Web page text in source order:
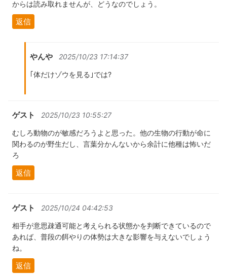
からは読み取れませんが、どうなのでしょう。
返信
やんや 2025/10/23 17:14:37
｢体だけゾウを見る｣では?
ゲスト 2025/10/23 10:55:27
むしろ動物のが敏感だろうよと思った。他の生物の行動が命に
関わるのが野生だし、言葉分かんないから余計に他種は怖いだ
ろ
返信
ゲスト 2025/10/24 04:42:53
相手が意思疎通可能と考えられる状態かを判断できているので
あれば、普段の餌やりの体勢は大きな影響を与えないでしょう
ね。
返信